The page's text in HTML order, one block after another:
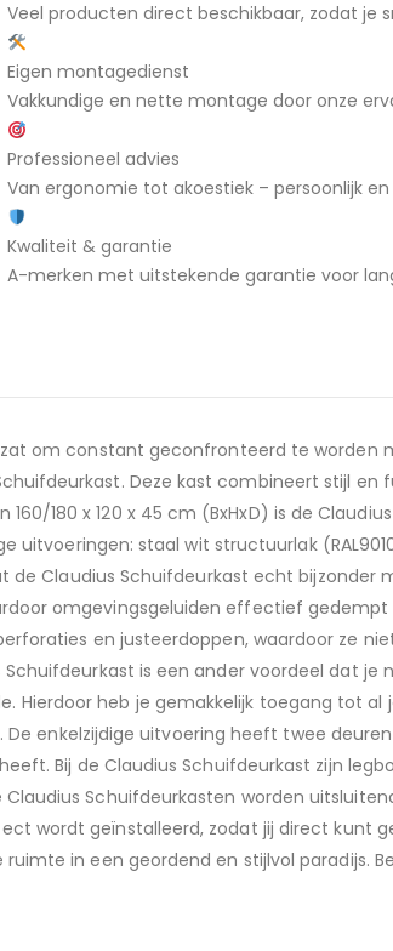
Veel producten direct beschikbaar, zodat je
Eigen montagedienst
Vakkundige en nette montage door onze
Professioneel advies
Van ergonomie tot akoestiek – persoonlijk
Kwaliteit & garantie
A-merken met uitstekende garantie voor
om constant geconfronteerd te worden
Deze kast combineert stijl
180 x 120 x 45 cm (BxHxD) is de
uitvoeringen: staal wit structuurlak
de Claudius Schuifdeurkast echt bijzonder
omgevingsgeluiden effectief gedempt
en justeerdoppen, waardoor ze
is een ander voordeel dat je
heb je gemakkelijk toegang tot al
enkelzijdige uitvoering heeft twee
Bij de Claudius Schuifdeurkast zijn
Schuifdeurkasten worden
wordt geïnstalleerd, zodat jij direct kunt
in een geordend en stijlvol paradijs.